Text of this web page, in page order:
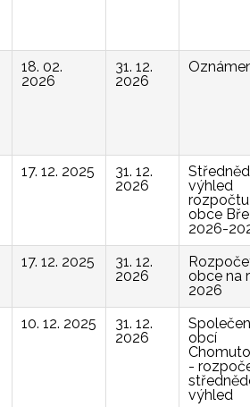
18. 02.
2026
31. 12.
2026
17. 12. 2025
31. 12.
2026
výhled
rozpočtu
obce
2026-
17. 12. 2025
31. 12.
2026
obce na
2026
10. 12. 2025
31. 12.
2026
obcí
-
výhled